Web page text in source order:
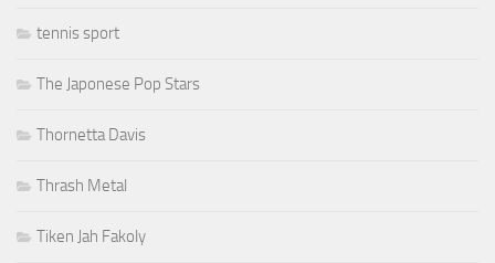
tennis sport
The Japonese Pop Stars
Thornetta Davis
Thrash Metal
Tiken Jah Fakoly